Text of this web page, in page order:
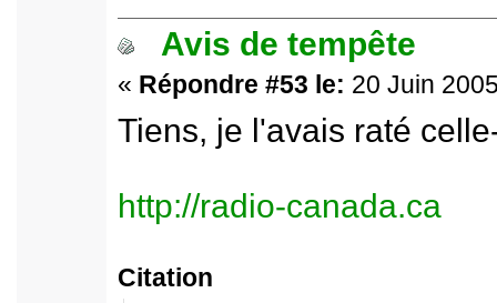
Avis de tempête
« Répondre #53 le: 20 Juin
Tiens, je l'avais raté
http://radio-canada.ca
Citation